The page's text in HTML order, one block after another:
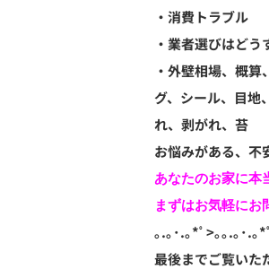
・消費トラブル
・業者選びはどう
・外壁相場、概
グ、シール、目地
れ、剥がれ、苔
お悩みがある、不
あなたのお家に本
まずはお気軽にお
｡.｡･.｡*ﾟ>｡｡.｡･.｡
最後までご覧いた